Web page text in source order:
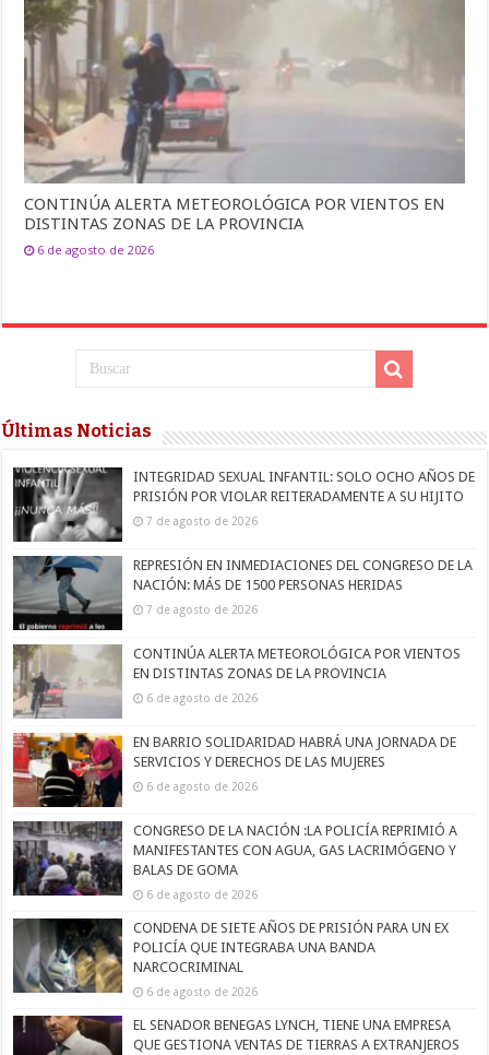
CONTINÚA ALERTA METEOROLÓGICA POR VIENTOS EN
DISTINTAS ZONAS DE LA PROVINCIA
6 de agosto de 2026
Últimas Noticias
INTEGRIDAD SEXUAL INFANTIL: SOLO OCHO AÑOS DE
PRISIÓN POR VIOLAR REITERADAMENTE A SU HIJITO
7 de agosto de 2026
REPRESIÓN EN INMEDIACIONES DEL CONGRESO DE LA
NACIÓN: MÁS DE 1500 PERSONAS HERIDAS
7 de agosto de 2026
CONTINÚA ALERTA METEOROLÓGICA POR VIENTOS
EN DISTINTAS ZONAS DE LA PROVINCIA
6 de agosto de 2026
EN BARRIO SOLIDARIDAD HABRÁ UNA JORNADA DE
SERVICIOS Y DERECHOS DE LAS MUJERES
6 de agosto de 2026
CONGRESO DE LA NACIÓN :LA POLICÍA REPRIMIÓ A
MANIFESTANTES CON AGUA, GAS LACRIMÓGENO Y
BALAS DE GOMA
6 de agosto de 2026
CONDENA DE SIETE AÑOS DE PRISIÓN PARA UN EX
POLICÍA QUE INTEGRABA UNA BANDA
NARCOCRIMINAL
6 de agosto de 2026
EL SENADOR BENEGAS LYNCH, TIENE UNA EMPRESA
QUE GESTIONA VENTAS DE TIERRAS A EXTRANJEROS